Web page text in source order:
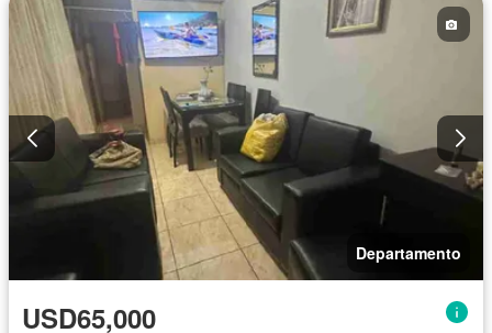
Departamento
USD65,000